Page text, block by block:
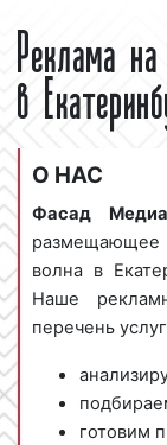
Реклама
в
О НАС
Фасад
волна в
Наше
перечень
готовим